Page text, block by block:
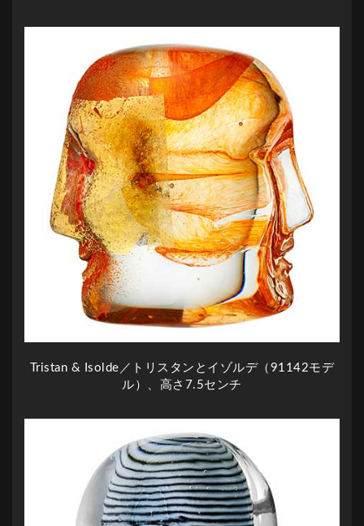
Tristan & Isolde／トリスタンとイゾルデ（91142モデ
ル）、高さ7.5センチ